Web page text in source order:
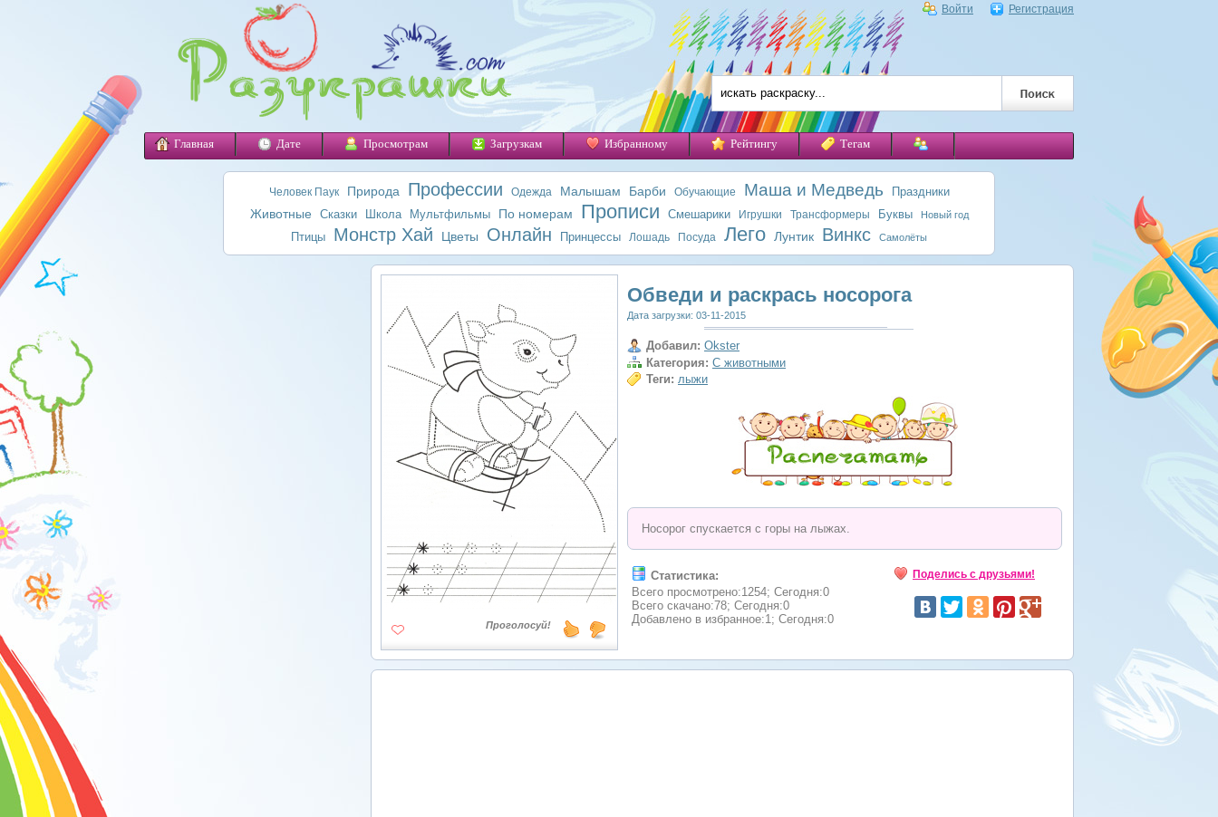
Войти Регистрация
Главная Дате Просмотрам Загрузкам Избранному Рейтингу Тегам
Человек Паук Природа Профессии Одежда Малышам Барби Обучающие Маша и Медведь Праздники
Животные Сказки Школа Мультфильмы По номерам Прописи Смешарики Игрушки Трансформеры Буквы Новый год
Птицы Монстр Хай Цветы Онлайн Принцессы Лошадь Посуда Лего Лунтик Винкс Самолёты
Проголосуй!
Обведи и раскрась носорога
Дата загрузки: 03-11-2015
Добавил: Okster
Категория: С животными
Теги: лыжи
Носорог спускается с горы на лыжах.
Статистика:
Всего просмотрено:1254; Сегодня:0
Всего скачано:78; Сегодня:0
Добавлено в избранное:1; Сегодня:0
Поделись с друзьями!